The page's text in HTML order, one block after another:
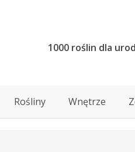
1000 roślin dla
Rośliny Wnętrze